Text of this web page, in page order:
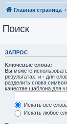
Главная страница
Поиск
ЗАПРОС
Ключевые слова:
Вы можете
результатах, и - для
разделить слова
качестве шаблона для
Искать все
Искать любое